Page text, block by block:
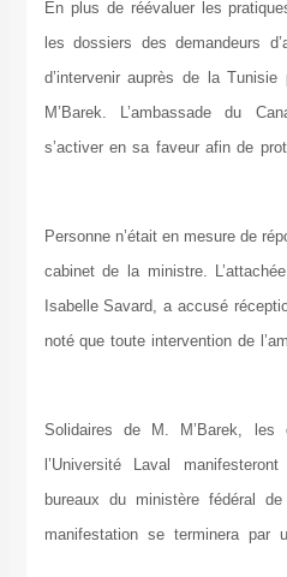
En plus de réévaluer les
les dossiers des
d’intervenir auprès de la
M’Barek. L’ambassade du
s’activer en sa faveur afin de
Personne n’était en mesure de
cabinet de la ministre.
Isabelle Savard, a accusé
noté que toute intervention de
Solidaires de M. M’Barek,
l’Université Laval
bureaux du ministère fédéral
manifestation se terminera